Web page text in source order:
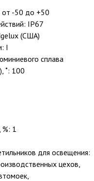
от -50 до +50
IP67
(США)
I
сплава
˚: 100
%: 1
для освещения:
цехов,